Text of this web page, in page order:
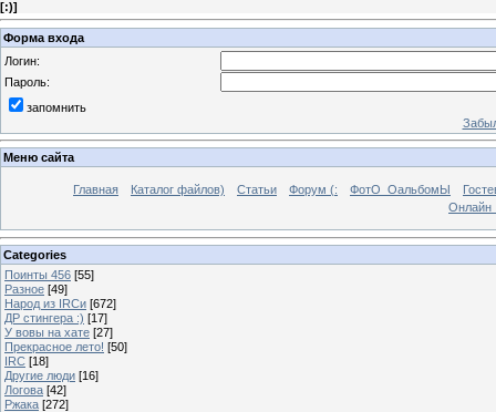
[:)]
Форма входа
Логин:
Пароль:
запомнить
Меню сайта
Главная Каталог файлов) Статьи Форум (: ФотО_ОальбомЫ
Онлайн
Categories
Поинты 456 [55]
Разное [49]
Народ из IRCи [672]
ДР стингера :) [17]
У вовы на хате [27]
Прекрасное лето! [50]
IRC [18]
Другие люди [16]
Логова [42]
Ржака [272]